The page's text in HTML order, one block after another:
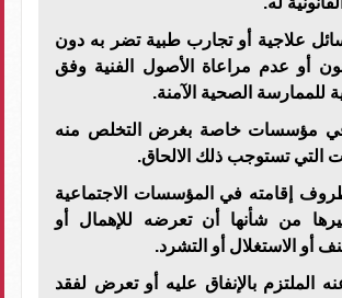
علاجية أو تجارب طبية تضر به دون
أو عدم مراعاة الأصول الفنية وفق
للممارسة الصحية الآمنة.
مؤسسات خاصة بغرض التخلص منه
التي تستوجب ذلك الالحاق.
إقامته في المؤسسات الاجتماعية
من شأنها أن تعرضه للإهمال أو
أو الاستغلال أو التشرد.
الملتزم بالإنفاق عليه أو تعرض لفقد